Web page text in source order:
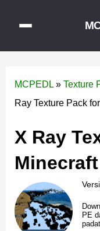
MCPEDL » Texture
Ray Texture Pack
X Ray
Versi
PE